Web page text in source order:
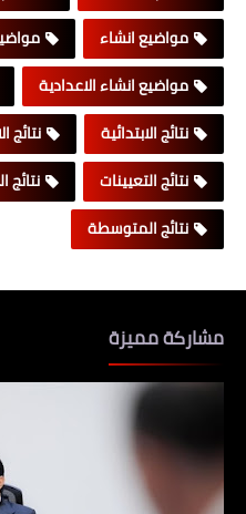
مواضيع انشاء
مواضيع انشاء الاعدادية
نتائج الابتدائية
نتائج
نتائج التعيينات
نتائج المتوسطة
مشاركة مميزة